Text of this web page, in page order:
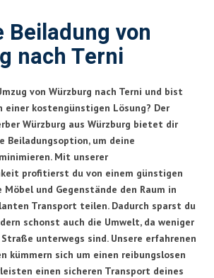
Beiladung von
nach Terni
von Würzburg nach Terni und bist
einer kostengünstigen Lösung? Der
Würzburg aus Würzburg bietet dir
Beiladungsoption, um deine
Mit unserer
profitierst du von einem günstigen
Möbel und Gegenstände den Raum in
Transport teilen. Dadurch sparst du
schonst auch die Umwelt, da weniger
unterwegs sind. Unsere erfahrenen
kümmern sich um einen reibungslosen
einen sicheren Transport deines